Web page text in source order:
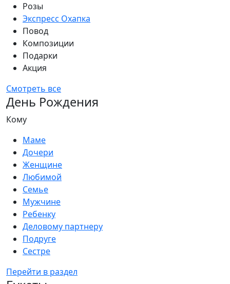
Розы
Экспресс Охапка
Повод
Композиции
Подарки
Акция
Смотреть все
День Рождения
Кому
Маме
Дочери
Женщине
Любимой
Семье
Мужчине
Ребенку
Деловому партнеру
Подруге
Сестре
Перейти в раздел